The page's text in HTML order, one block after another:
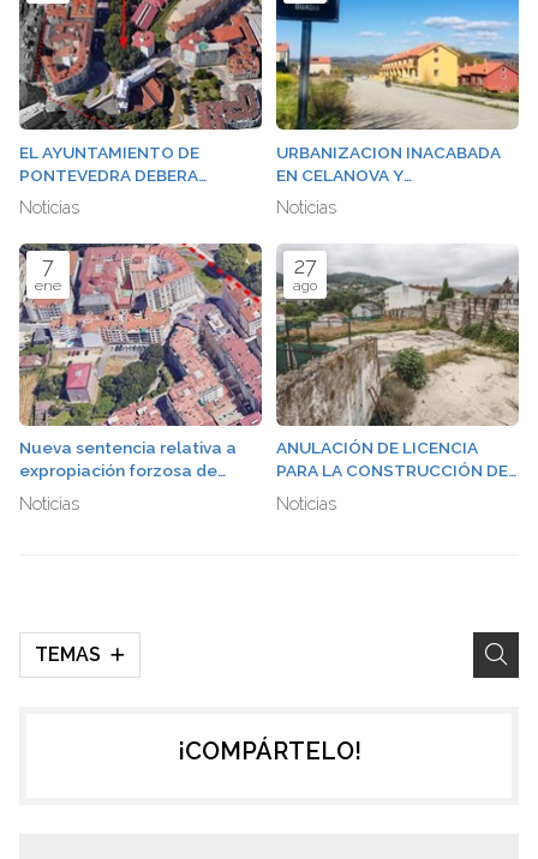
TEMAS
EL AYUNTAMIENTO DE
PONTEVEDRA DEBERA
ABONAR OTRO MILLON Y
MEDIO DE EUROS POR
EXPROPIACION DE UNA
PARCELA JUNTO AL RIO
GAFOS
Noticias
URBANIZACION INACABADA
EN CELANOVA Y
RESPONSABILIDAD
PATRIMONIAL DEL
AYUNTAMIENTO
Noticias
7
ene
Nueva sentencia relativa a
expropiación forzosa de
suelo dotacional en
Pontevedra
Noticias
27
ago
ANULACIÓN DE LICENCIA
PARA LA CONSTRUCCIÓN DE
TANATORIO EN
INMEDIACIONES DE LAS
Noticias
¡COMPÁRTELO!